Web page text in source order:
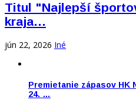
Titul "Najlepší
kraja…
jún 22, 2026 Iné
Premietanie zápasov HK
24. …